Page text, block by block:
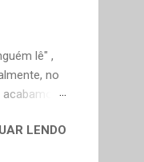
lê" ,
no
pode
LENDO